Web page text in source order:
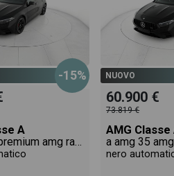
della pagina AMG Classe A 45
-15%
A
a amg 35 premium amg racing collection 4matic auto
NUOVO
60.900 €
73.819 €
AMG Classe
nero